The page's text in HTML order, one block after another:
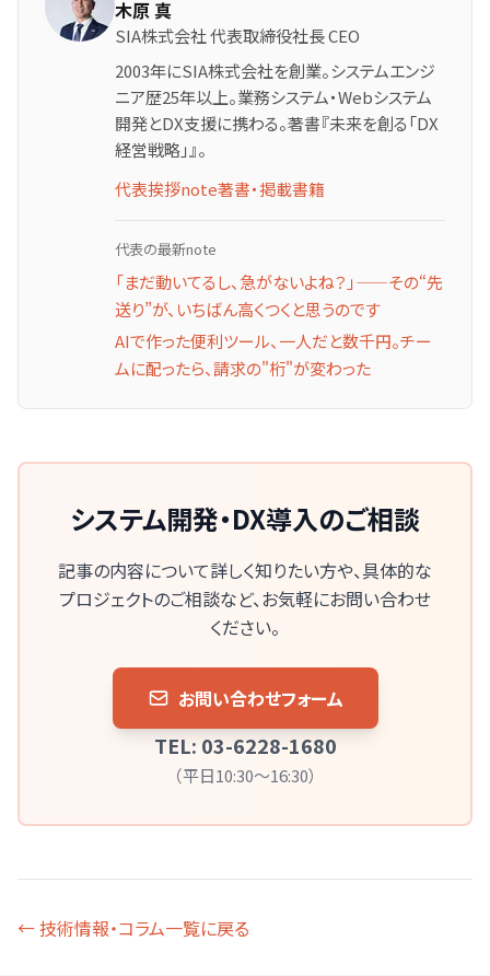
木原 真
SIA株式会社 代表取締役社長 CEO
2003年にSIA株式会社を創業。システムエンジ
ニア歴25年以上。業務システム・Webシステム
開発とDX支援に携わる。著書『未来を創る「DX
経営戦略」』。
代表挨拶note著書・掲載書籍
代表の最新note
「まだ動いてるし、急がないよね？」——その“先
送り”が、いちばん高くつくと思うのです
AIで作った便利ツール、一人だと数千円。チー
ムに配ったら、請求の"桁"が変わった
システム開発・DX導入のご相談
記事の内容について詳しく知りたい方や、具体的な
プロジェクトのご相談など、お気軽にお問い合わせ
ください。
お問い合わせフォーム
TEL: 03-6228-1680
（平日10:30～16:30）
← 技術情報・コラム一覧に戻る